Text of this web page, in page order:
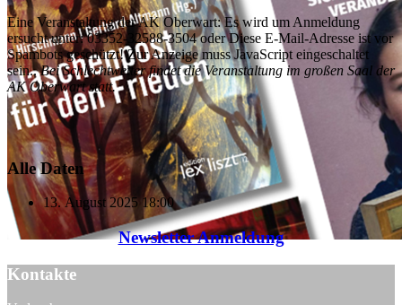
Eine Veranstaltung der AK Oberwart: Es wird um Anmeldung
ersucht unter: 03352-32588-3504 oderDiese E-Mail-Adresse ist vor
Spambots geschützt! Zur Anzeige muss JavaScript eingeschaltet
sein..Bei Schlechtwetter findet die Veranstaltung im großen Saal der
AK Oberwart statt.
Alle Daten
13. August 2025 18:00
Newsletter Anmeldung
Kontakte